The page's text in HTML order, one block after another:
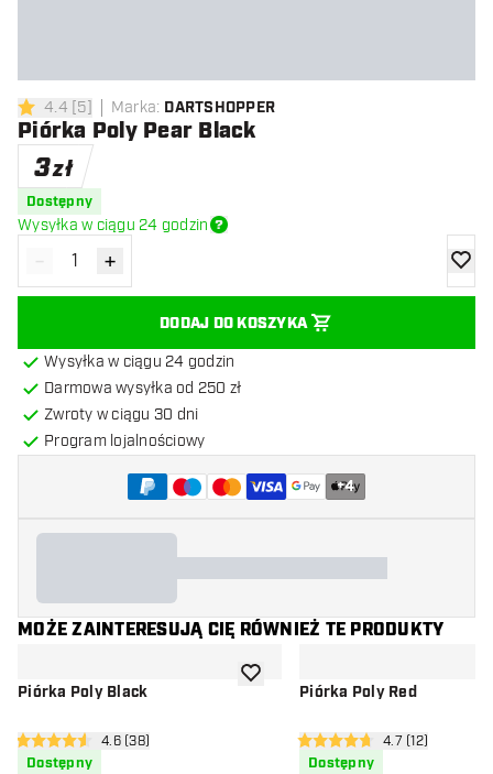
4.4 gwiazdki oceny
4.4 [5] Marka: DARTSHOPPER
Piórka Poly Pear Black
3zł
Dostępny
Wysyłka w ciągu 24 godzin
Zmniejsz ilość
- Zwiększ ilość
+
DODAJ DO KOSZYKA
Wysyłka w ciągu 24 godzin
Darmowa wysyłka od 250 zł
Zwroty w ciągu 30 dni
Program lojalnościowy
+4
MOŻE ZAINTERESUJĄ CIĘ RÓWNIEŻ TE PRODUKTY
Piórka Poly Black
otwórz panel recenzji
4.6 gwiazdki oceny
4.6 (38)
Dostępny
dodaj do listy życzeń
Piórka Poly Red
otwórz panel
4.7 gwiazdki oceny
4.7 (12)
Dostępny